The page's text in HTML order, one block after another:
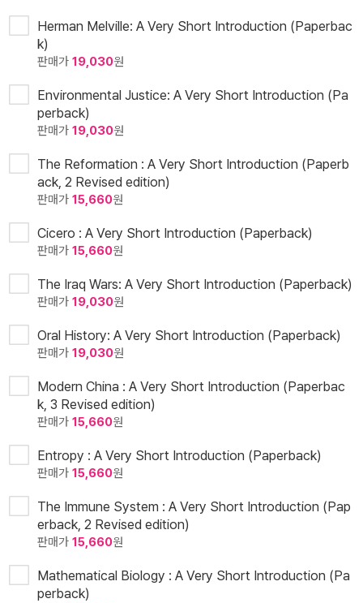
Herman Melville: A Very Short Introduction (Paperbac
k)
판매가 19,030원
Environmental Justice: A Very Short Introduction (Pa
perback)
판매가 19,030원
The Reformation : A Very Short Introduction (Paperb
ack, 2 Revised edition)
판매가 15,660원
Cicero : A Very Short Introduction (Paperback)
판매가 15,660원
The Iraq Wars: A Very Short Introduction (Paperback)
판매가 19,030원
Oral History: A Very Short Introduction (Paperback)
판매가 19,030원
Modern China : A Very Short Introduction (Paperbac
k, 3 Revised edition)
판매가 15,660원
Entropy : A Very Short Introduction (Paperback)
판매가 15,660원
The Immune System : A Very Short Introduction (Pap
erback, 2 Revised edition)
판매가 15,660원
Mathematical Biology : A Very Short Introduction (Pa
perback)